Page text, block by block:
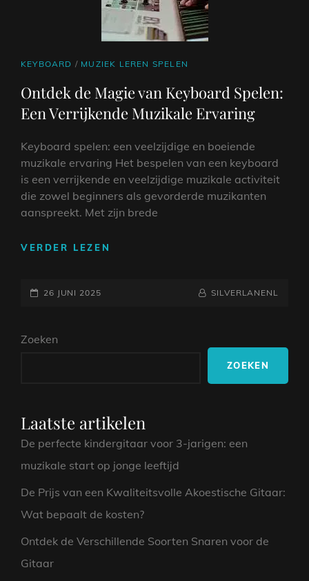
CAT
KEYBOARD / MUZIEK LEREN SPELEN
Ontdek de Magie van Keyboard Spelen:
Een Verrijkende Muzikale Ervaring
Keyboard spelen: een veelzijdige en boeiende
muzikale ervaring Het bespelen van een keyboard
is een verrijkende en veelzijdige muzikale activiteit
die zowel beginners als gevorderde muzikanten
aanspreekt. Met zijn brede
VERDER LEZEN
GEPLAATST
26 JUNI 2025 NAAMREGEL
BYLINE
SILVERLANENL
Zoeken
ZOEKEN
Laatste artikelen
De perfecte kindergitaar voor 3-jarigen: een
muzikale start op jonge leeftijd
De Prijs van een Kwaliteitsvolle Akoestische Gitaar:
Wat bepaalt de kosten?
Ontdek de Verschillende Soorten Snaren voor de
Gitaar